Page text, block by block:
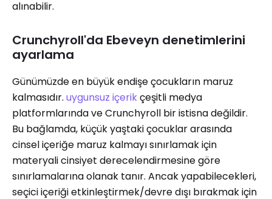
alınabilir.
Crunchyroll'da Ebeveyn denetimlerini
ayarlama
Günümüzde en büyük endişe çocukların maruz
kalmasıdır. uygunsuz içerikçeşitli medya
platformlarında ve Crunchyroll bir istisna değildir.
Bu bağlamda, küçük yaştaki çocuklar arasında
cinsel içeriğe maruz kalmayı sınırlamak için
materyali cinsiyet derecelendirmesine göre
sınırlamalarına olanak tanır. Ancak yapabilecekleri,
seçici içeriği etkinleştirmek/devre dışı bırakmak için